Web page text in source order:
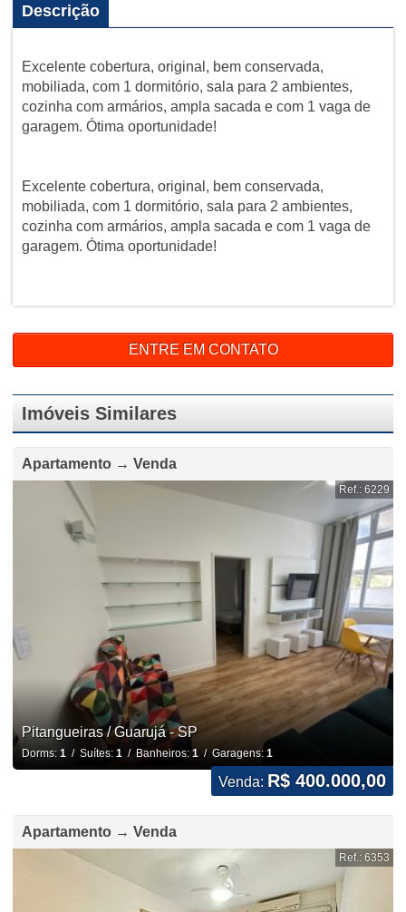
Descrição
Excelente cobertura, original, bem conservada,
mobiliada, com 1 dormitório, sala para 2 ambientes,
cozinha com armários, ampla sacada e com 1 vaga de
garagem. Ótima oportunidade!
Excelente cobertura, original, bem conservada,
mobiliada, com 1 dormitório, sala para 2 ambientes,
cozinha com armários, ampla sacada e com 1 vaga de
garagem. Ótima oportunidade!
ENTRE EM CONTATO
Imóveis Similares
Apartamento → Venda
Ref.: 6229
Pitangueiras / Guarujá - SP
Dorms: 1/ Suítes: 1/ Banheiros: 1/ Garagens: 1
Venda: R$ 400.000,00
Apartamento → Venda
Ref.: 6353